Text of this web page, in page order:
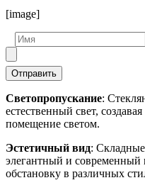
[image]
Отправить
Светопропускание:
естественный свет,
помещение светом.
Эстетичный вид:
элегантный и
обстановку в различных